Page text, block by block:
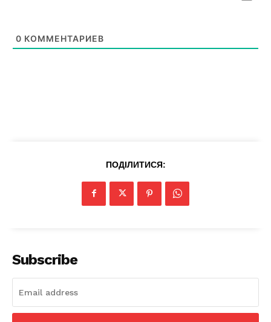
SUBSCRIBE NOW
Company
Про нас
0 КОММЕНТАРИЕВ
ПОДІЛИТИСЯ:
Subscribe